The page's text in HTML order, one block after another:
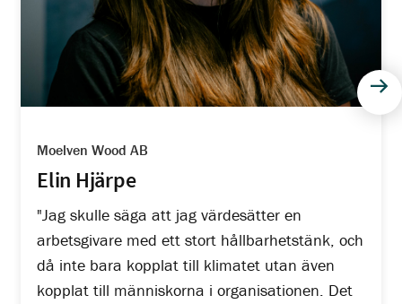
Moelven Wood AB
Elin Hjärpe
"Jag skulle säga att jag värdesätter en
arbetsgivare med ett stort hållbarhetstänk, och
då inte bara kopplat till klimatet utan även
kopplat till människorna i organisationen. Det